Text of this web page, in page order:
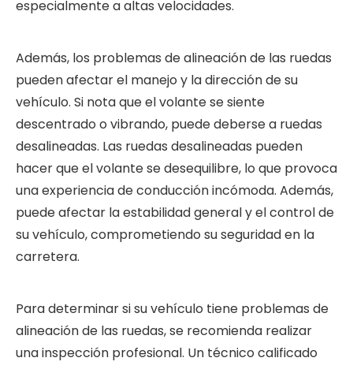
especialmente a altas velocidades.
Además, los problemas de alineación de las ruedas
pueden afectar el manejo y la dirección de su
vehículo. Si nota que el volante se siente
descentrado o vibrando, puede deberse a ruedas
desalineadas. Las ruedas desalineadas pueden
hacer que el volante se desequilibre, lo que provoca
una experiencia de conducción incómoda. Además,
puede afectar la estabilidad general y el control de
su vehículo, comprometiendo su seguridad en la
carretera.
Para determinar si su vehículo tiene problemas de
alineación de las ruedas, se recomienda realizar
una inspección profesional. Un técnico calificado